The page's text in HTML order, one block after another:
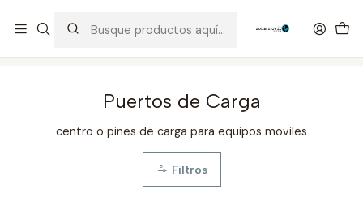
Puertos de Carga
centro o pines de carga para equipos moviles
Filtros